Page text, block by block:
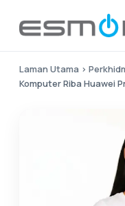
Laman Utama ›
Komputer Riba Huawei